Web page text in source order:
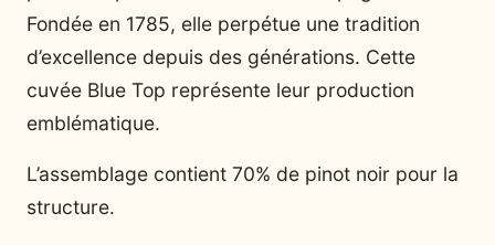
Fondée en 1785, elle perpétue une tradition
d’excellence depuis des générations. Cette
cuvée Blue Top représente leur production
emblématique.
L’assemblage contient 70% de pinot noir pour la
structure.